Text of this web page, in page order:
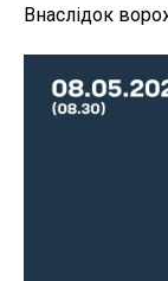
Внаслідок